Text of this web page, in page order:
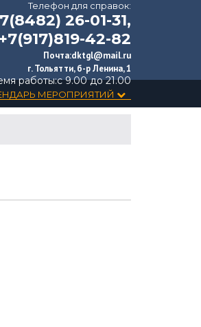
Телефон для справок:
26-01-31,
+7(917)819-42-82
Почта:dktgl@mail.ru
г. Тольятти, б-р Ленина, 1
работы:с 9.00 до 21.00
МЕРОПРИЯТИЙ